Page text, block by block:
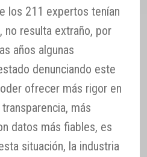
los 211 expertos tenían
resulta extraño, por
años algunas
denunciando este
ofrecer más rigor en
más
datos más fiables, es
situación, la industria